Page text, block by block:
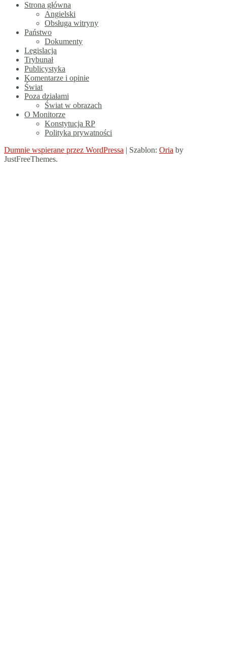
Strona główna
Angielski
Obsługa witryny
Państwo
Dokumenty
Legislacja
Trybunał
Publicystyka
Komentarze i opinie
Świat
Poza działami
Świat w obrazach
O Monitorze
Konstytucja RP
Polityka prywatności
Dumnie wspierane przez WordPressa | Szablon: Oria by
JustFreeThemes.